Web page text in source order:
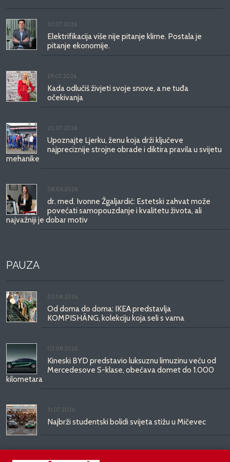
30.07.2026.
Elektrifikacija više nije pitanje klime. Postala je
pitanje ekonomije.
29.07.2026.
Kada odlučiš živjeti svoje snove, a ne tuđa
očekivanja
20.07.2026.
Upoznajte Ljerku, ženu koja drži ključeve
najpreciznije strojne obrade i diktira pravila u svijetu
mehanike
08.06.2026.
dr. med. Ivonne Žgaljardić: Estetski zahvat može
povećati samopouzdanje i kvalitetu života, ali
najvažniji je dobar motiv
PAUZA
03.08.2026.
Od doma do doma: IKEA predstavlja
KOMPISHÄNG, kolekciju koja seli s vama
03.08.2026.
Kineski BYD predstavio luksuznu limuzinu veću od
Mercedesove S-klase, obećava domet do 1.000
kilometara
31.07.2026.
Najbrži studentski bolidi svijeta stižu u Mičevec